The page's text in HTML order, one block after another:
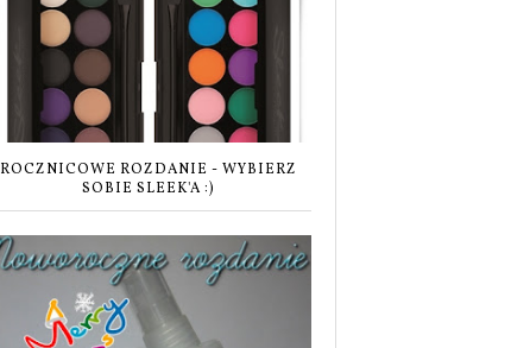
ROCZNICOWE ROZDANIE - WYBIERZ
SOBIE SLEEK'A :)